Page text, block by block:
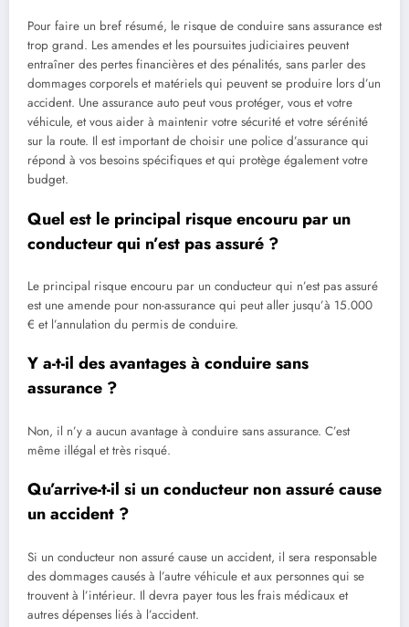
Pour faire un bref résumé, le risque de conduire sans assurance est
trop grand. Les amendes et les poursuites judiciaires peuvent
entraîner des pertes financières et des pénalités, sans parler des
dommages corporels et matériels qui peuvent se produire lors d’un
accident. Une assurance auto peut vous protéger, vous et votre
véhicule, et vous aider à maintenir votre sécurité et votre sérénité
sur la route. Il est important de choisir une police d’assurance qui
répond à vos besoins spécifiques et qui protège également votre
budget.
Quel est le principal risque encouru par un
conducteur qui n’est pas assuré ?
Le principal risque encouru par un conducteur qui n’est pas assuré
est une amende pour non-assurance qui peut aller jusqu’à 15.000
€ et l’annulation du permis de conduire.
Y a-t-il des avantages à conduire sans
assurance ?
Non, il n’y a aucun avantage à conduire sans assurance. C’est
même illégal et très risqué.
Qu’arrive-t-il si un conducteur non assuré cause
un accident ?
Si un conducteur non assuré cause un accident, il sera responsable
des dommages causés à l’autre véhicule et aux personnes qui se
trouvent à l’intérieur. Il devra payer tous les frais médicaux et
autres dépenses liés à l’accident.